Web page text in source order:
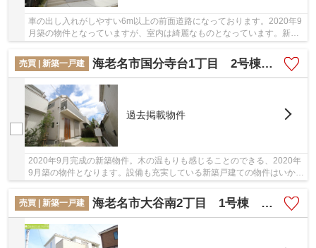
車の出し入れがしやすい6m以上の前面道路になっております。2020年9
月築の物件となっていますが、室内は綺麗なものとなっています。新築
売買 | 新築一戸建
海老名市国分寺台1丁目 2号棟 新築戸建 全2棟【仲介手数料無料】
過去掲載物件
2020年9月完成の新築物件。木の温もりも感じることのできる、2020年
9月築の物件となります。設備も充実している新築戸建ての物件はいかが
売買 | 新築一戸建
海老名市大谷南2丁目 1号棟 新築戸建 全5棟【仲介手数料無料】